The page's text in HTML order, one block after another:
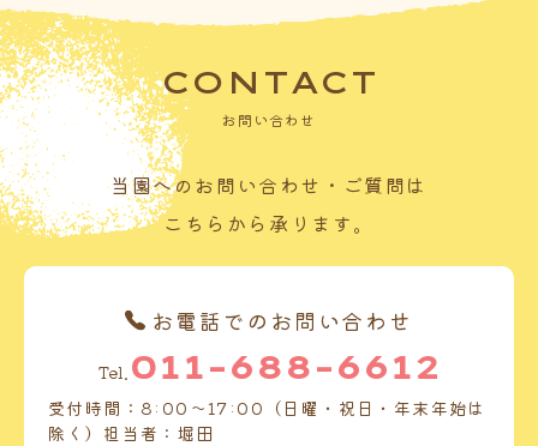
CONTACT
お問い合わせ
当園へのお問い合わせ・ご質問は
こちらから承ります。
お電話でのお問い合わせ
Tel. 011-688-6612
受付時間：8:00～17:00（日曜・祝日・年末年始は
除く）担当者：堀田